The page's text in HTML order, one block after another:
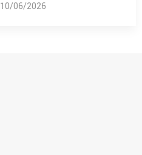
10/06/2026